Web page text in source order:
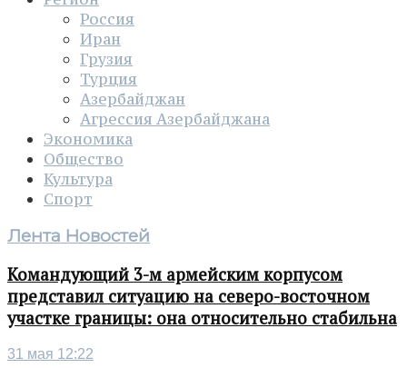
Россия
Иран
Грузия
Турция
Азербайджан
Агрессия Азербайджана
Экономика
Общество
Культура
Спорт
Лента Новостей
Командующий 3-м армейским корпусом
представил ситуацию на северо-восточном
участке границы: она относительно стабильна
31 мая 12:22